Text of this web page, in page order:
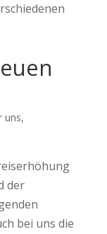
uns,
der
bei uns die